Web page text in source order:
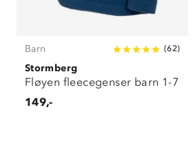
Barn (62)
Stormberg
Fløyen fleecegenser barn 1-7
149,-